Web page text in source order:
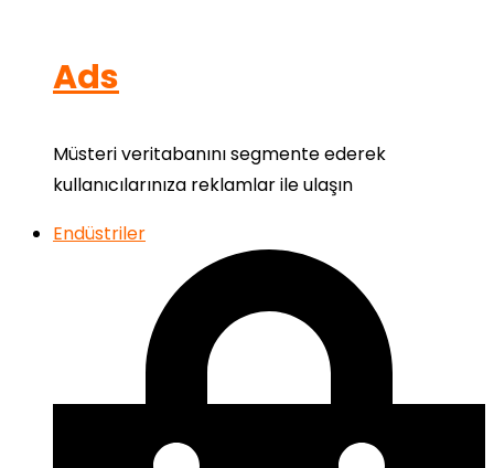
Ads
Müsteri veritabanını segmente ederek
kullanıcılarınıza reklamlar ile ulaşın
Endüstriler